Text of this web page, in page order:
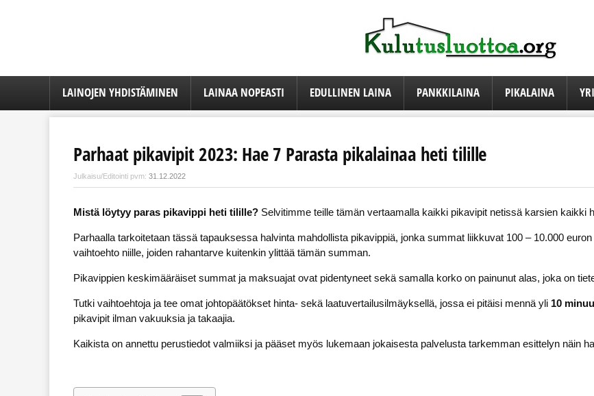
LAINOJEN YHDISTÄMINEN LAINAA NOPEASTI EDULLINEN LAINA PANKKILAINA PIKALAINA
Parhaat pikavipit 2023: Hae 7 Parasta pikalainaa heti tilille
Julkaisu/Editointi pvm: 31.12.2022
Mistä löytyy paras pikavippi heti tilille? Selvitimme teille tämän vertaamalla kaikki pikavipit netissä karsien kaikki
Parhaalla tarkoitetaan tässä tapauksessa halvinta mahdollista pikavippiä, jonka summat liikkuvat 100 – 10.000
vaihtoehto niille, joiden rahantarve kuitenkin ylittää tämän summan.
Pikavippien keskimääräiset summat ja maksuajat ovat pidentyneet sekä samalla korko on painunut alas, joka on
Tutki vaihtoehtoja ja tee omat johtopäätökset hinta- sekä laatuvertailusilmäyksellä, jossa ei pitäisi mennä yli 10
pikavipit ilman vakuuksia ja takaajia.
Kaikista on annettu perustiedot valmiiksi ja pääset myös lukemaan jokaisesta palvelusta tarkemman esittelyn näin